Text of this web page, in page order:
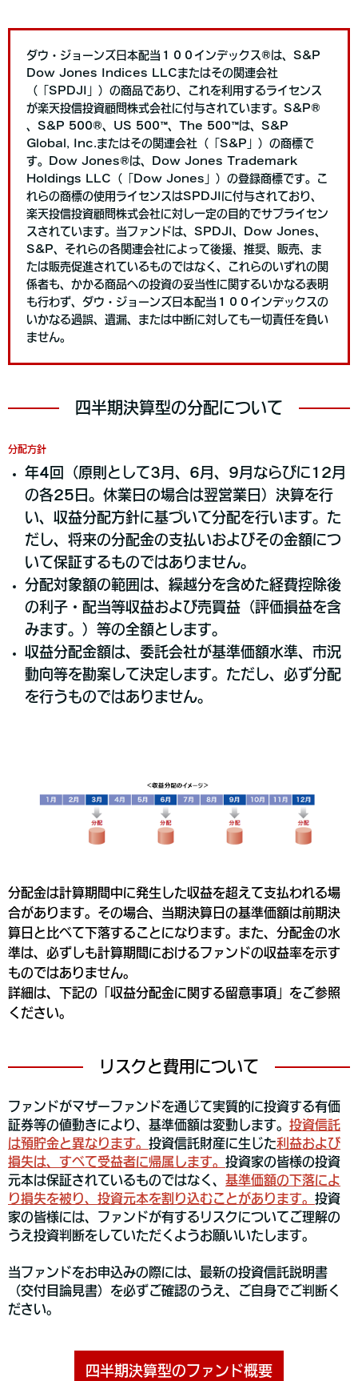
ダウ・ジョーンズ日本配当１００インデックス®は、S&P
Dow Jones Indices LLCまたはその関連会社
（「SPDJI」）の商品であり、これを利用するライセンス
が楽天投信投資顧問株式会社に付与されています。S&P®
、S&P 500®、US 500™、The 500™は、S&P
Global, Inc.またはその関連会社（「S&P」）の商標で
す。Dow Jones®は、Dow Jones Trademark
Holdings LLC（「Dow Jones」）の登録商標です。こ
れらの商標の使用ライセンスはSPDJIに付与されており、
楽天投信投資顧問株式会社に対し一定の目的でサブライセン
スされています。当ファンドは、SPDJI、Dow Jones、
S&P、それらの各関連会社によって後援、推奨、販売、ま
たは販売促進されているものではなく、これらのいずれの関
係者も、かかる商品への投資の妥当性に関するいかなる表明
も行わず、ダウ・ジョーンズ日本配当１００インデックスの
いかなる過誤、遺漏、または中断に対しても一切責任を負い
ません。
四半期決算型の分配について
分配方針
年4回（原則として3月、6月、9月ならびに12月
の各25日。休業日の場合は翌営業日）決算を行
い、収益分配方針に基づいて分配を行います。た
だし、将来の分配金の支払いおよびその金額につ
いて保証するものではありません。
分配対象額の範囲は、繰越分を含めた経費控除後
の利子・配当等収益および売買益（評価損益を含
みます。）等の全額とします。
収益分配金額は、委託会社が基準価額水準、市況
動向等を勘案して決定します。ただし、必ず分配
を行うものではありません。
分配金は計算期間中に発生した収益を超えて支払われる場
合があります。その場合、当期決算日の基準価額は前期決
算日と比べて下落することになります。また、分配金の水
準は、必ずしも計算期間におけるファンドの収益率を示す
ものではありません。
詳細は、下記の「収益分配金に関する留意事項」をご参照
ください。
リスクと費用について
ファンドがマザーファンドを通じて実質的に投資する有価
証券等の値動きにより、基準価額は変動します。 投資信託
は預貯金と異なります。 投資信託財産に生じた利益および
損失は、すべて受益者に帰属します。 投資家の皆様の投資
元本は保証されているものではなく、 基準価額の下落によ
り損失を被り、投資元本を割り込むことがあります。 投資
家の皆様には、ファンドが有するリスクについてご理解の
うえ投資判断をしていただくようお願いいたします。
当ファンドをお申込みの際には、最新の投資信託説明書
（交付目論見書）を必ずご確認のうえ、ご自身でご判断く
ださい。
四半期決算型のファンド概要